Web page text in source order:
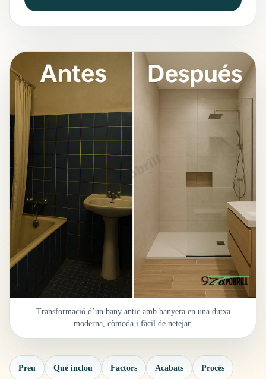
Transformació d’un bany antic amb banyera en una dutxa
moderna, còmoda i fàcil de netejar.
Preu Què inclou Factors Acabats Procés